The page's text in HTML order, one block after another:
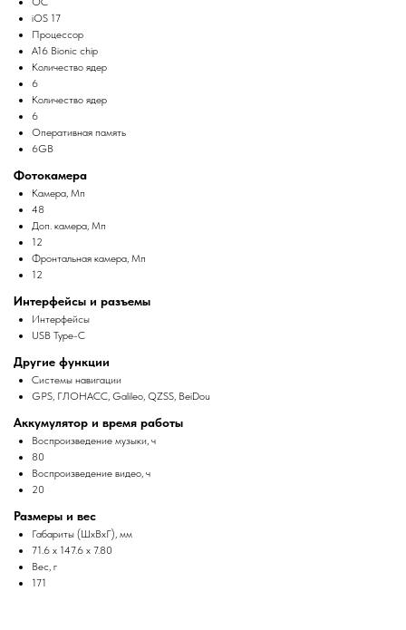
iOS 17
Процессор
A16 Bionic chip
Количество ядер
6
Количество ядер
6
Оперативная память
6GB
Фотокамера
Камера, Мп
48
Доп. камера, Мп
12
Фронтальная камера, Мп
12
Интерфейсы и разъемы
Интерфейсы
USB Type-C
Другие функции
Системы навигации
GPS, ГЛОНАСС, Galileo, QZSS, BeiDou
Аккумулятор и время работы
Воспроизведение музыки, ч
80
Воспроизведение видео, ч
20
Размеры и вес
Габариты (ШxВxГ), мм
71.6 x 147.6 x 7.80
Вес, г
171